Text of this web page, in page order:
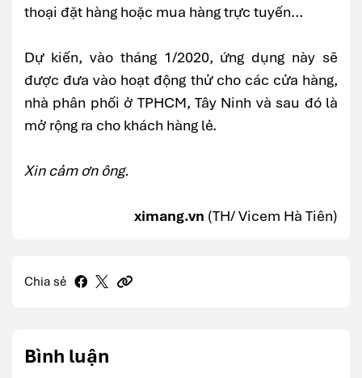
thoại đặt hàng hoặc mua hàng trực tuyến…
Dự kiến, vào tháng 1/2020, ứng dụng này sẽ
được đưa vào hoạt động thử cho các cửa hàng,
nhà phân phối ở TPHCM, Tây Ninh và sau đó là
mở rộng ra cho khách hàng lẻ.
Xin cảm ơn ông.
ximang.vn (TH/ Vicem Hà Tiên)
Chia sẻ
Bình luận